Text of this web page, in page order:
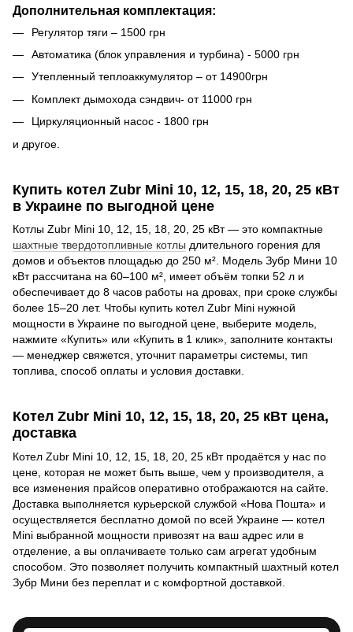
Дополнительная комплектация:
Регулятор тяги – 1500 грн
Автоматика (блок управления и турбина) - 5000 грн
Утепленный теплоаккумулятор – от 14900грн
Комплект дымохода сэндвич- от 11000 грн
Циркуляционный насос - 1800 грн
и другое.
Купить котел Zubr Mini 10, 12, 15, 18, 20, 25 кВт
в Украине по выгодной цене
Котлы Zubr Mini 10, 12, 15, 18, 20, 25 кВт — это компактные
шахтные твердотопливные котлы длительного горения для
домов и объектов площадью до 250 м². Модель Зубр Мини 10
кВт рассчитана на 60–100 м², имеет объём топки 52 л и
обеспечивает до 8 часов работы на дровах, при сроке службы
более 15–20 лет. Чтобы купить котел Zubr Mini нужной
мощности в Украине по выгодной цене, выберите модель,
нажмите «Купить» или «Купить в 1 клик», заполните контакты
— менеджер свяжется, уточнит параметры системы, тип
топлива, способ оплаты и условия доставки.
Котел Zubr Mini 10, 12, 15, 18, 20, 25 кВт цена,
доставка
Котел Zubr Mini 10, 12, 15, 18, 20, 25 кВт продаётся у нас по
цене, которая не может быть выше, чем у производителя, а
все изменения прайсов оперативно отображаются на сайте.
Доставка выполняется курьерской службой «Нова Пошта» и
осуществляется бесплатно домой по всей Украине — котел
Mini выбранной мощности привозят на ваш адрес или в
отделение, а вы оплачиваете только сам агрегат удобным
способом. Это позволяет получить компактный шахтный котел
Зубр Мини без переплат и с комфортной доставкой.